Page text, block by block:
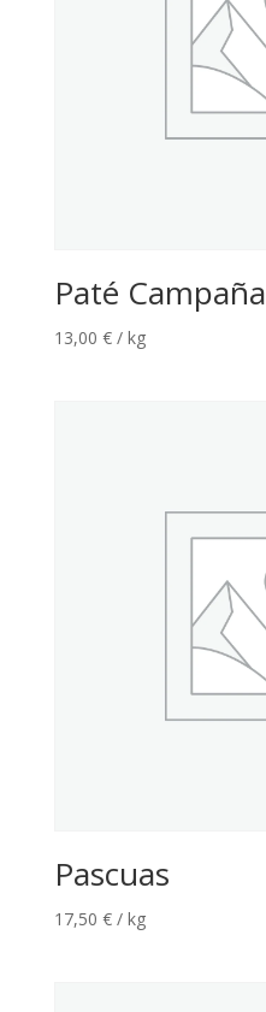
Paté Campaña
13,00 € / kg
Pascuas
17,50 € / kg